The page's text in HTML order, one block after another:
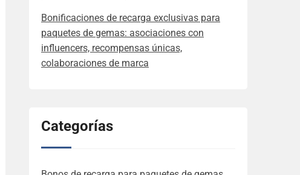
Bonificaciones de recarga exclusivas para
paquetes de gemas: asociaciones con
influencers, recompensas únicas,
colaboraciones de marca
Categorías